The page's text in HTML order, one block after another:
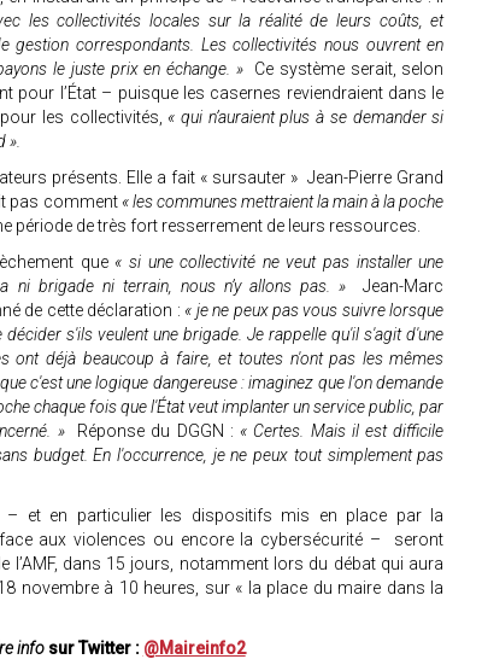
les collectivités locales sur la réalité de leurs coûts, et
gestion correspondants. Les collectivités nous ouvrent en
le juste prix en échange. »
Ce système serait, selon
pour l’État – puisque les casernes reviendraient dans le
les collectivités, « qui n’auraient plus à se demander si
».
présents. Elle a fait « sursauter » Jean-Pierre Grand
pas comment « les communes mettraient la main à la poche
période de très fort resserrement de leurs ressources.
que « si une collectivité ne veut pas installer une
a ni brigade ni terrain, nous n’y allons pas. »
Jean-Marc
de cette déclaration : « je ne peux pas vous suivre lorsque
s'ils veulent une brigade. Je rappelle qu'il s'agit d'une
ont déjà beaucoup à faire, et toutes n'ont pas les mêmes
c'est une logique dangereuse : imaginez que l'on demande
chaque fois que l'État veut implanter un service public, par
»
Réponse du DGGN : « Certes. Mais il est difficile
budget. En l'occurrence, je ne peux tout simplement pas
– et en particulier les dispositifs mis en place par la
aux violences ou encore la cybersécurité – seront
l’AMF, dans 15 jours, notamment lors du débat qui aura
novembre à 10 heures, sur « la place du maire dans la
infosur Twitter : @Maireinfo2